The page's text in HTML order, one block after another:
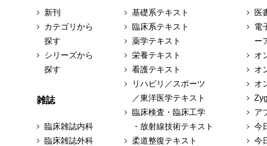
新刊
カテゴリから
探す
シリーズから
探す
雑誌
臨床雑誌内科
臨床雑誌外科
基礎系テキスト
臨床系テキスト
薬学テキスト
栄養テキスト
看護テキスト
リハビリ／スポーツ
／東洋医学テキスト
臨床検査・臨床工学
・放射線技術テキスト
柔道整復テキスト
医
電
ー
オ
オ
オ
ア
今
今